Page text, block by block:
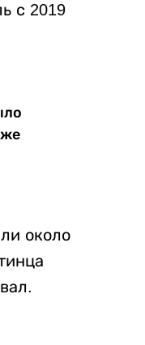
с 2019
около